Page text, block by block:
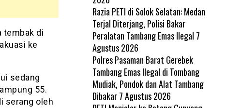
tembak di
ke
sedang
55.
serang oleh
Razia PETI di Solok Selatan: Medan
Terjal Diterjang, Polisi Bakar
Peralatan Tambang Emas Ilegal 7
Agustus 2026
Polres Pasaman Barat Gerebek
Tambang Emas Ilegal di Tombang
Mudiak, Pondok dan Alat Tambang
Dibakar 7 Agustus 2026